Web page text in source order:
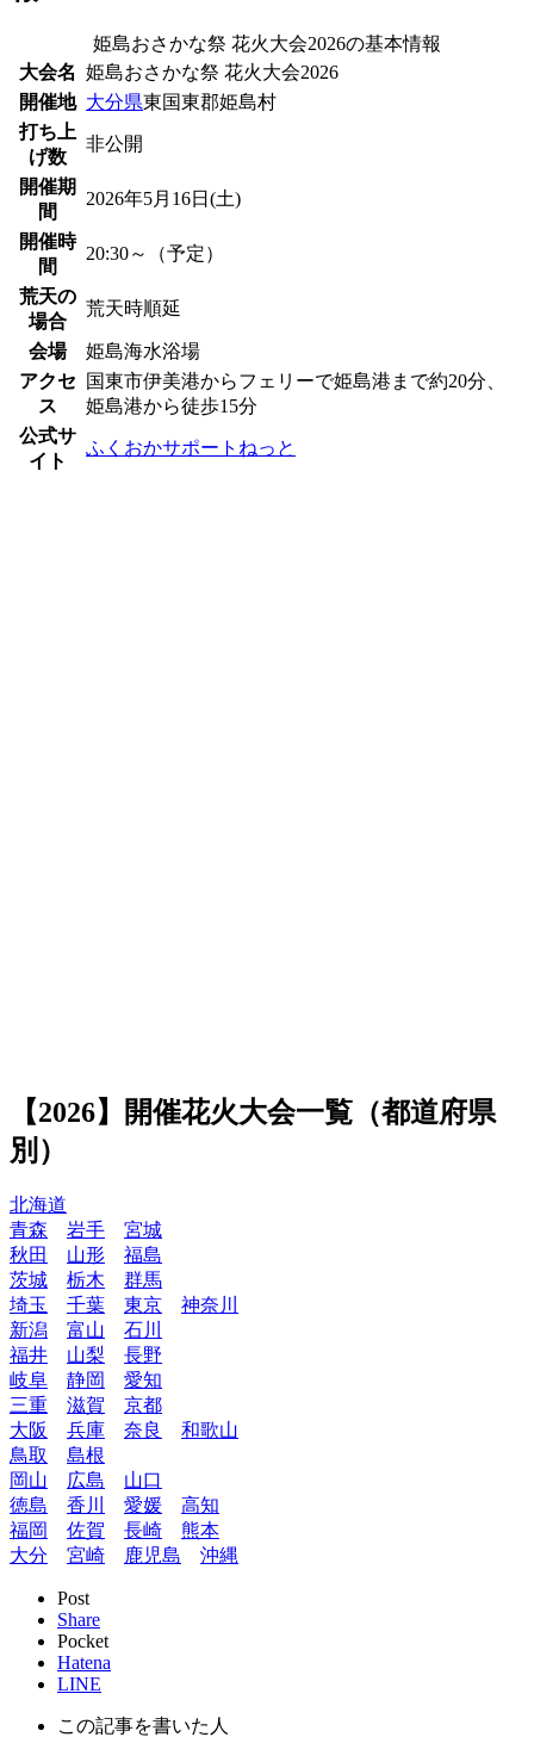
姫島おさかな祭 花火大会2026の基本情報
大会名 姫島おさかな祭 花火大会2026
開催地 大分県東国東郡姫島村
打ち上
げ数
非公開
開催期
間
2026年5月16日(土)
開催時
間
20:30～（予定）
荒天の
場合
荒天時順延
会場
姫島海水浴場
アクセ
ス
国東市伊美港からフェリーで姫島港まで約20分、
姫島港から徒歩15分
公式サ
イト
ふくおかサポートねっと
【2026】開催花火大会一覧（都道府県
別）
北海道
青森
岩手
宮城
秋田
山形
福島
茨城
栃木
群馬
埼玉
千葉 東京
神奈川
新潟
富山
石川
福井
山梨
長野
岐阜
静岡
愛知
三重
滋賀
京都
大阪
兵庫 奈良
和歌山
鳥取
島根
岡山
広島
山口
徳島
香川 愛媛
高知
福岡
佐賀 長崎
熊本
大分
宮崎 鹿児島 沖縄
Post
Share
Pocket
Hatena
LINE
この記事を書いた人